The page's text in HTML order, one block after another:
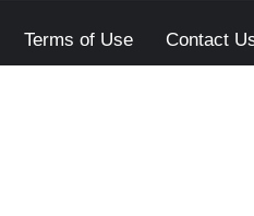
Terms of Use Contact